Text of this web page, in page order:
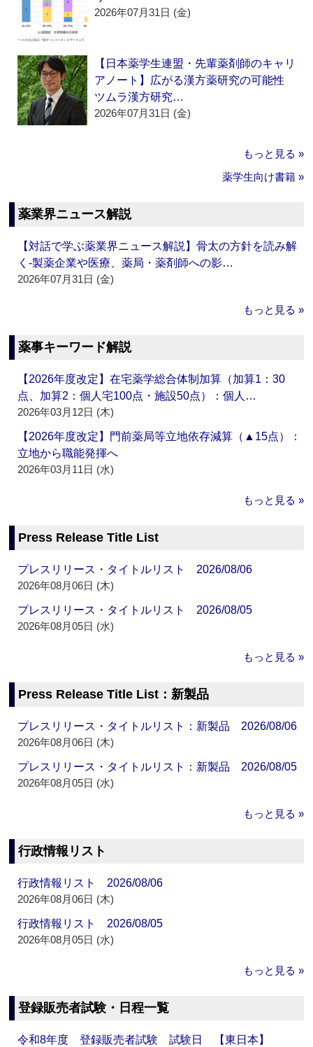
2026年07月31日 (金)
【日本薬学生連盟・先輩薬剤師のキャリ
アノート】広がる漢方薬研究の可能性
ツムラ漢方研究…
2026年07月31日 (金)
もっと見る »
薬学生向け書籍 »
薬業界ニュース解説
【対話で学ぶ薬業界ニュース解説】骨太の方針を読み解
く‐製薬企業や医療、薬局・薬剤師への影…
2026年07月31日 (金)
もっと見る »
薬事キーワード解説
【2026年度改定】在宅薬学総合体制加算（加算1：30
点、加算2：個人宅100点・施設50点）：個人…
2026年03月12日 (木)
【2026年度改定】門前薬局等立地依存減算（▲15点）：
立地から職能発揮へ
2026年03月11日 (水)
もっと見る »
Press Release Title List
プレスリリース・タイトルリスト 2026/08/06
2026年08月06日 (木)
プレスリリース・タイトルリスト 2026/08/05
2026年08月05日 (水)
もっと見る »
Press Release Title List：新製品
プレスリリース・タイトルリスト：新製品 2026/08/06
2026年08月06日 (木)
プレスリリース・タイトルリスト：新製品 2026/08/05
2026年08月05日 (水)
もっと見る »
行政情報リスト
行政情報リスト 2026/08/06
2026年08月06日 (木)
行政情報リスト 2026/08/05
2026年08月05日 (水)
もっと見る »
登録販売者試験・日程一覧
令和8年度 登録販売者試験 試験日 【東日本】